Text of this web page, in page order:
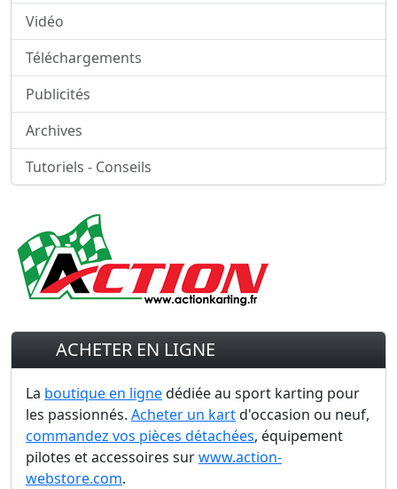
Vidéo
Téléchargements
Publicités
Archives
Tutoriels - Conseils
ACHETER EN LIGNE
La boutique en lignedédiée au sport karting pour
les passionnés. Acheter un kartd'occasion ou neuf,
commandez vos pièces détachées, équipement
pilotes et accessoires surwww.action-
webstore.com.